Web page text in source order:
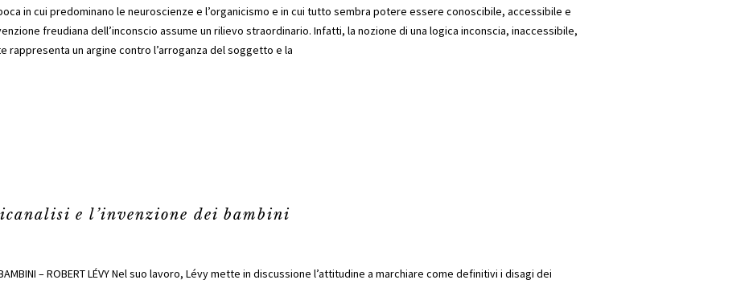
in cui predominano le neuroscienze e l’organicismo e in cui tutto sembra potere essere conoscibile, accessibile e
freudiana dell’inconscio assume un rilievo straordinario. Infatti, la nozione di una logica inconscia, inaccessibile,
rappresenta un argine contro l’arroganza del soggetto e la
e l’invenzione dei bambini
BAMBINI – ROBERT LÉVY Nel suo lavoro, Lévy mette in discussione l’attitudine a marchiare come definitivi i disagi dei